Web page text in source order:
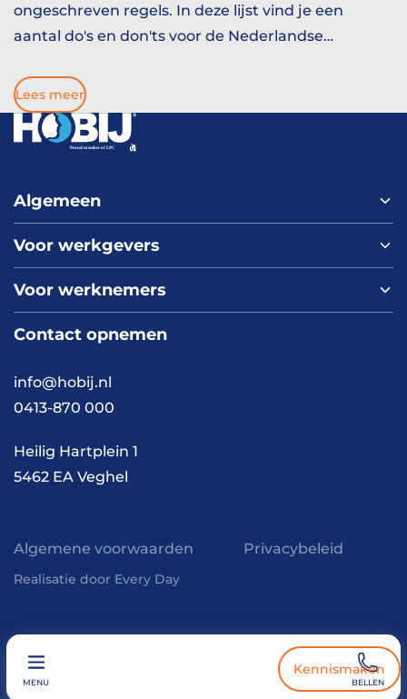
MENU
Kennismaken
BELLEN
ongeschreven regels. In deze lijst vind je een
aantal do's en don'ts voor de Nederlandse
Lees meer
Algemeen
Home
Over ons
Werken bij HOBIJ
Contact
Voor werkgevers
Nieuws
Blog
Academy
Cases
Voor werknemers
Vacaturepagina
Werken en wonen
Kennis en inspiratie
Contact opnemen
info@hobij.nl
0413-870 000
Heilig Hartplein 1
5462 EA Veghel
Algemene voorwaarden Privacybeleid
Realisatie door Every Day